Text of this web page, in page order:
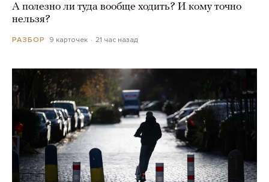
А полезно ли туда вообще ходить? И кому точно
нельзя?
РАЗБОР 9 карточек 21 час назад